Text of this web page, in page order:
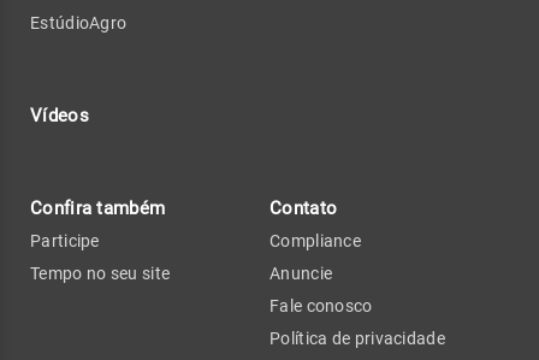
EstúdioAgro
Vídeos
Confira também
Participe
Tempo no seu site
Contato
Compliance
Anuncie
Fale conosco
Política de privacidade